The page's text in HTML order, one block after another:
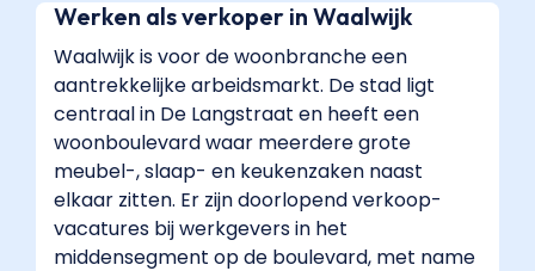
Werken als verkoper in Waalwijk
Waalwijk is voor de woonbranche een
aantrekkelijke arbeidsmarkt. De stad ligt
centraal in De Langstraat en heeft een
woonboulevard waar meerdere grote
meubel-, slaap- en keukenzaken naast
elkaar zitten. Er zijn doorlopend verkoop-
vacatures bij werkgevers in het
middensegment op de boulevard, met name